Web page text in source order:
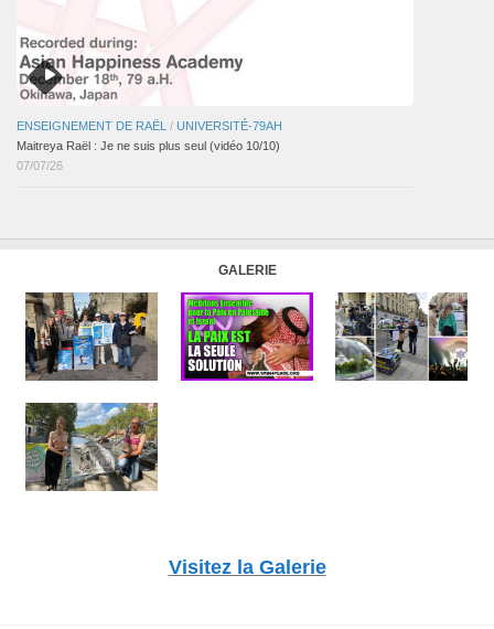
ENSEIGNEMENT DE RAËL / UNIVERSITÉ-79AH
Maitreya Raël : Je ne suis plus seul (vidéo 10/10)
07/07/26
GALERIE
Visitez la Galerie